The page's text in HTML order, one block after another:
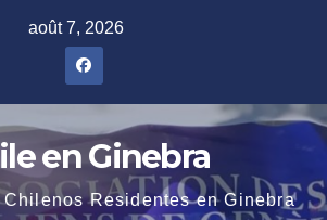
août 7, 2026
en Ginebra
Residentes en Ginebra